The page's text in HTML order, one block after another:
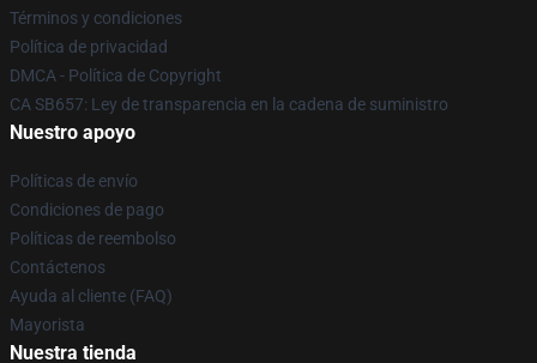
Términos y condiciones
Política de privacidad
DMCA - Política de Copyright
CA SB657: Ley de transparencia en la cadena de suministro
Nuestro apoyo
Políticas de envío
Condiciones de pago
Políticas de reembolso
Contáctenos
Ayuda al cliente (FAQ)
Mayorista
Nuestra tienda